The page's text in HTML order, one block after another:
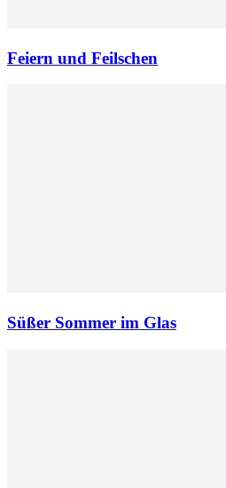
Feiern und Feilschen
Süßer Sommer im Glas